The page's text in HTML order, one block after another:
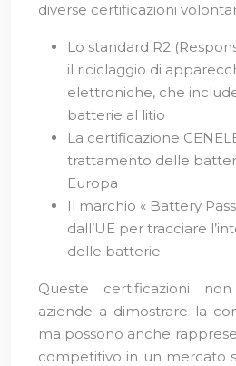
diverse certificazioni
Lo standard R2
il riciclaggio di
elettroniche, che
batterie al litio
La certificazione
trattamento delle
Europa
Il marchio « Battery
dall’UE per tracciare
delle batterie
Queste certificazioni
aziende a dimostrare la
ma possono anche
competitivo in un mercato